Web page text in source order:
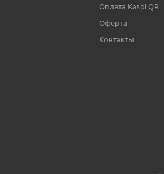
Оплата Kaspi QR
Оферта
Контакты